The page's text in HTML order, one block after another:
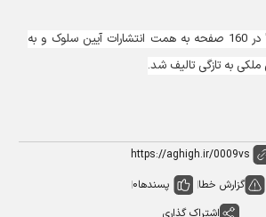
کتاب "سلوک مسجدی" در 160 صفحه به همت انتشارات آیین سلوک و به
به تازگی تالیف شد.
گزارش خطا پسندها0
اشتراک گذاری